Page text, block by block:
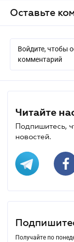
Оставьте
Войдите, чтобы
комментарий
Читайте
Подпишитесь,
новостей.
Получайте по